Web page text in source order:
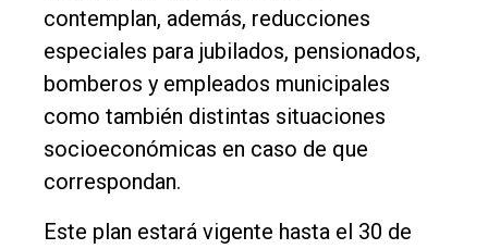
contemplan, además, reducciones
especiales para jubilados, pensionados,
bomberos y empleados municipales
como también distintas situaciones
socioeconómicas en caso de que
correspondan.
Este plan estará vigente hasta el 30 de